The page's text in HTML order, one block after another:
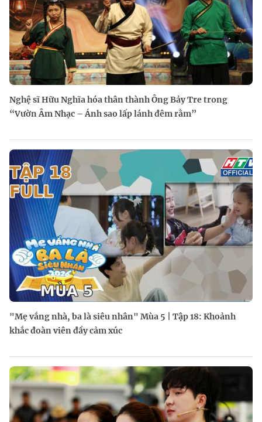
Nghệ sĩ Hữu Nghĩa hóa thân thành Ông Bảy Tre trong
“Vườn Âm Nhạc – Ánh sao lấp lánh đêm rằm”
"Mẹ vắng nhà, ba là siêu nhân" Mùa 5 | Tập 18: Khoảnh
khắc đoàn viên đầy cảm xúc